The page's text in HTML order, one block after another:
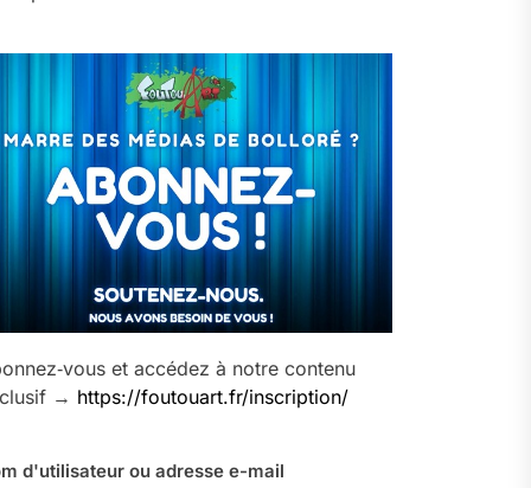
et accédez à notre contenu
→ https://foutouart.fr/inscription/
d'utilisateur ou adresse e-mail